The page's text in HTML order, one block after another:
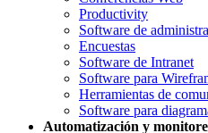
Productivity
Software de
Encuestas
Software de Intranet
Software para
Herramientas de
Software para
Automatización y